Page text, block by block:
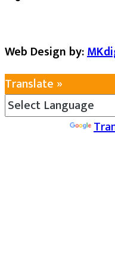
Web Design by:
Translate »